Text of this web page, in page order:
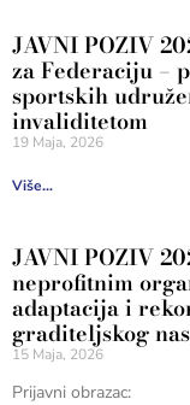
JAVNI POZIV
za Federaciju –
sportskih
invaliditetom
19 Maja, 2026
Više...
JAVNI POZIV
neprofitnim
adaptacija i
graditeljskog
15 Maja, 2026
Prijavni obrazac: